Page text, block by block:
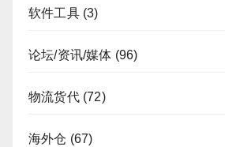
软件工具(3)
论坛/资讯/媒体 (96)
物流货代(72)
海外仓 (67)